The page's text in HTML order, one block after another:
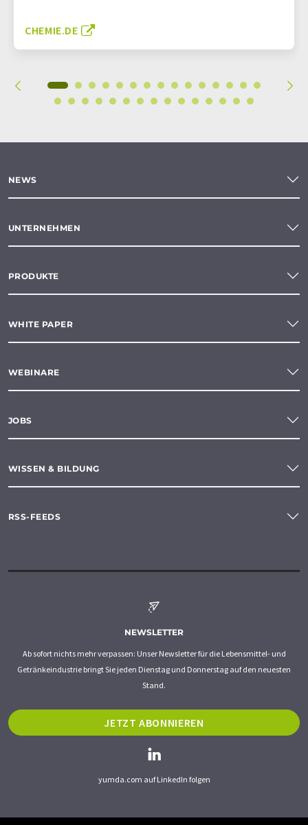
CHEMIE.DE
NEWS
UNTERNEHMEN
PRODUKTE
WHITE PAPER
WEBINARE
JOBS
WISSEN & BILDUNG
RSS-FEEDS
NEWSLETTER
Ab sofort nichts mehr verpassen: Unser Newsletter für die Lebensmittel- und
Getränkeindustrie bringt Sie jeden Dienstag und Donnerstag auf den neuesten
Stand.
JETZT ABONNIEREN
yumda.com auf LinkedIn folgen